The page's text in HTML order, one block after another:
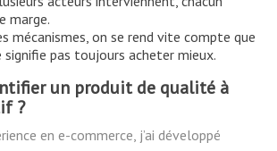
marge.
mécanismes, on se rend vite compte que
signifie pas toujours acheter mieux.
un produit de qualité à
?
en e-commerce, j’ai développé